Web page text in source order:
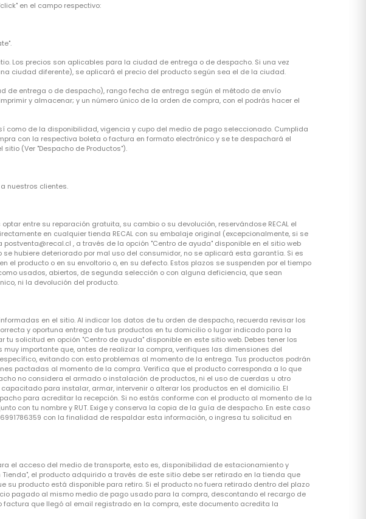
en el campo respectivo:
Los precios son aplicables para la ciudad de entrega o de despacho. Si una vez
ciudad diferente), se aplicará el precio del producto según sea el de la ciudad.
de entrega o de despacho), rango fecha de entrega según el método de envío
y almacenar; y un número único de la orden de compra, con el podrás hacer el
de la disponibilidad, vigencia y cupo del medio de pago seleccionado. Cumplida
con la respectiva boleta o factura en formato electrónico y se te despachará el
(Ver "Despacho de Productos").
nuestros clientes.
entre su reparación gratuita, su cambio o su devolución, reservándose RECAL el
en cualquier tienda RECAL con su embalaje original (excepcionalmente, si se
, a través de la opción "Centro de ayuda" disponible en el sitio web
hubiere deteriorado por mal uso del consumidor, no se aplicará esta garantía. Si es
producto o en su envoltorio o, en su defecto. Estos plazos se suspenden por el tiempo
usados, abiertos, de segunda selección o con alguna deficiencia, que sean
ni la devolución del producto.
en el sitio. Al indicar los datos de tu orden de despacho, recuerda revisar los
y oportuna entrega de tus productos en tu domicilio o lugar indicado para la
solicitud en opción "Centro de ayuda" disponible en este sitio web. Debes tener los
importante que, antes de realizar la compra, verifiques las dimensiones del
evitando con esto problemas al momento de la entrega. Tus productos podrán
pactadas al momento de la compra. Verifica que el producto corresponda a lo que
no considera el armado o instalación de productos, ni el uso de cuerdas u otro
para instalar, armar, intervenir o alterar los productos en el domicilio. El
para acreditar la recepción. Si no estás conforme con el producto al momento de la
con tu nombre y RUT. Exige y conserva la copia de la guía de despacho. En este caso
con la finalidad de respaldar esta información, o ingresa tu solicitud en
el acceso del medio de transporte, esto es, disponibilidad de estacionamiento y
el producto adquirido a través de este sitio debe ser retirado en la tienda que
producto está disponible para retiro. Si el producto no fuera retirado dentro del plazo
pagado al mismo medio de pago usado para la compra, descontando el recargo de
que llegó al email registrado en la compra, este documento acredita la